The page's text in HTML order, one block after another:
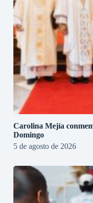
Carolina Mejía
Domingo
5 de agosto de 2026